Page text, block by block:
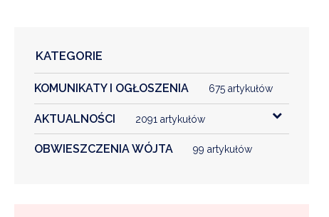
KONTAKT
KATEGORIE
KOMUNIKATY I OGŁOSZENIA 675 artykułów
AKTUALNOŚCI 2091 artykułów
OBWIESZCZENIA WÓJTA 99 artykułów